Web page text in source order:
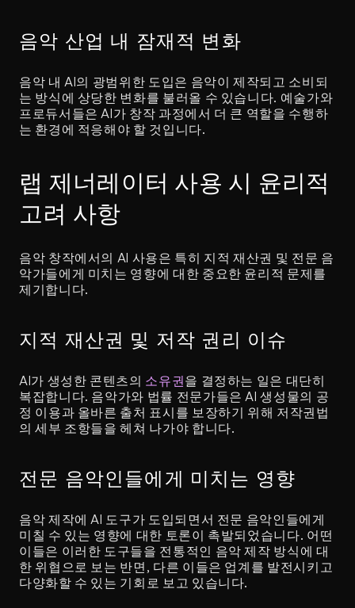
음악 산업 내 잠재적 변화
음악 내 AI의 광범위한 도입은 음악이 제작되고 소비되
는 방식에 상당한 변화를 불러올 수 있습니다. 예술가와
프로듀서들은 AI가 창작 과정에서 더 큰 역할을 수행하
는 환경에 적응해야 할 것입니다.
랩 제너레이터 사용 시 윤리적
고려 사항
음악 창작에서의 AI 사용은 특히 지적 재산권 및 전문 음
악가들에게 미치는 영향에 대한 중요한 윤리적 문제를
제기합니다.
지적 재산권 및 저작 권리 이슈
AI가 생성한 콘텐츠의 소유권을 결정하는 일은 대단히
복잡합니다. 음악가와 법률 전문가들은 AI 생성물의 공
정 이용과 올바른 출처 표시를 보장하기 위해 저작권법
의 세부 조항들을 헤쳐 나가야 합니다.
전문 음악인들에게 미치는 영향
음악 제작에 AI 도구가 도입되면서 전문 음악인들에게
미칠 수 있는 영향에 대한 토론이 촉발되었습니다. 어떤
이들은 이러한 도구들을 전통적인 음악 제작 방식에 대
한 위협으로 보는 반면, 다른 이들은 업계를 발전시키고
다양화할 수 있는 기회로 보고 있습니다.